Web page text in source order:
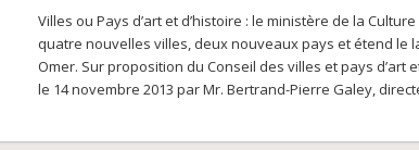
Villes ou Pays d’art et d’histoire : le ministère de la
quatre nouvelles villes, deux nouveaux pays et étend le
Omer. Sur proposition du Conseil des villes et pays d’art
le 14 novembre 2013 par Mr. Bertrand-Pierre Galey,